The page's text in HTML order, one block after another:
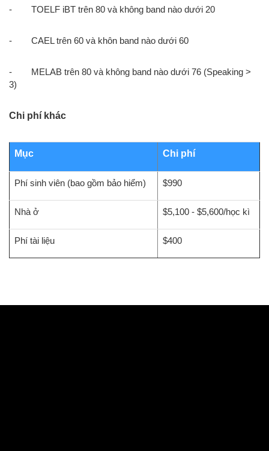
- TOELF iBT trên 80 và không band nào dưới 20
- CAEL trên 60 và khôn band nào dưới 60
- MELAB trên 80 và không band nào dưới 76 (Speaking >
3)
Chi phí khác
Mục Chi phí
Phí sinh viên (bao gồm bảo hiểm) $990
Nhà ở $5,100 - $5,600/học kì
Phí tài liệu $400